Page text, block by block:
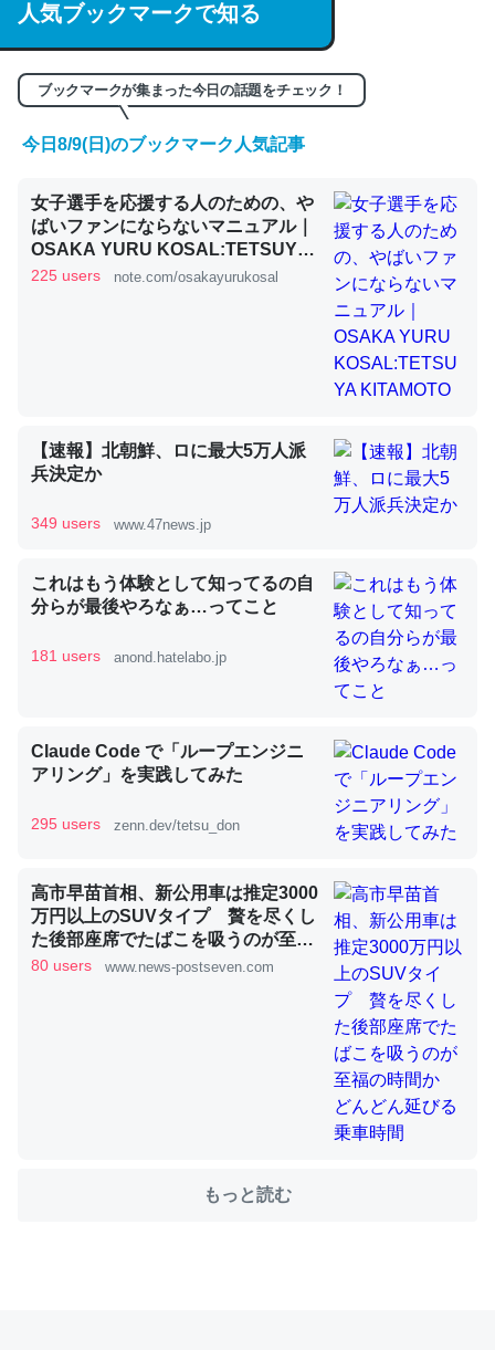
/064121
─GPTの仕組みと限界についての考察（１） - conceptualization
くらい。小説でいう「ずっと前の伏線」は回収されないけ
ど、短期記憶というには多い分量。進化すればするほど分
かりやすく強くなりそう
昆虫ってカルシウム少ないのか。知らんかった。調べたら
コオロギのカルシウム分はエビの600分の1程度。
─ニュース :: 【研究発表】昆虫学の大問題＝「昆虫はなぜ海にいな
いのか」に関する新仮説
論文では「淡水はカルシウムも酸素も不足してて両方に不
利だから両方が拮抗してるのでは」とあって面白い。海に
ずキチンを強化してる筈だが、酵素が違うのか？
─ニュース :: 【研究発表】昆虫学の大問題＝「昆虫はなぜ海にいな
いのか」に関する新仮説
これを元に考えるとカルシウムを大量に使う脊椎動物と貝
類は苦労してるんだな…。腹足類だと殻を無くしてナメク
─ニュース :: 【研究発表】昆虫学の大問題＝「昆虫はなぜ海にいな
ちぼちRingも置こうかと画策中。あと、Googleマップで
人気ブックマークで知る
ブックマークが集まった今日の話題をチェック！
今日8/9(日)のブックマーク人気記事
女子選手を応援する人のための、や
ばいファンにならないマニュアル｜
OSAKA YURU KOSAL:TETSUYA
KITAMOTO
225 users note.com/osakayurukosal
【速報】北朝鮮、ロに最大5万人派
兵決定か
349 users www.47news.jp
これはもう体験として知ってるの自
分らが最後やろなぁ…ってこと
181 users anond.hatelabo.jp
Claude Code で「ループエンジニ
アリング」を実践してみた
295 users zenn.dev/tetsu_don
高市早苗首相、新公用車は推定3000
万円以上のSUVタイプ 贅を尽くし
た後部座席でたばこを吸うのが至福
の時間か どんどん延びる乗車時間
80 users www.news-postseven.com
もっと読む